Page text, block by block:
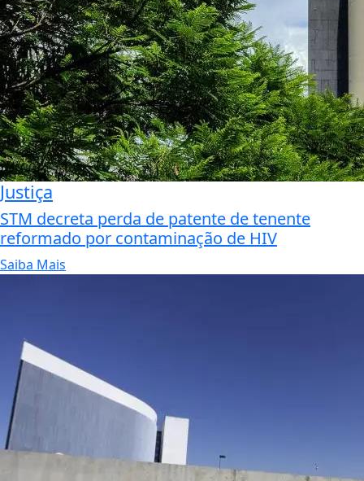
Justiça
STM decreta perda de patente de tenente
reformado por contaminação de HIV
Saiba Mais